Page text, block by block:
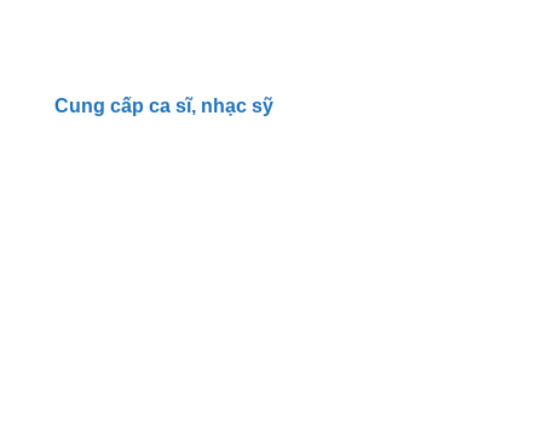
Cung cấp ca sĩ, nhạc sỹ